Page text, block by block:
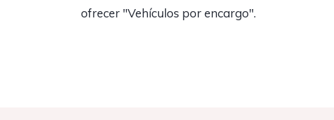
ofrecer "Vehículos por encargo".